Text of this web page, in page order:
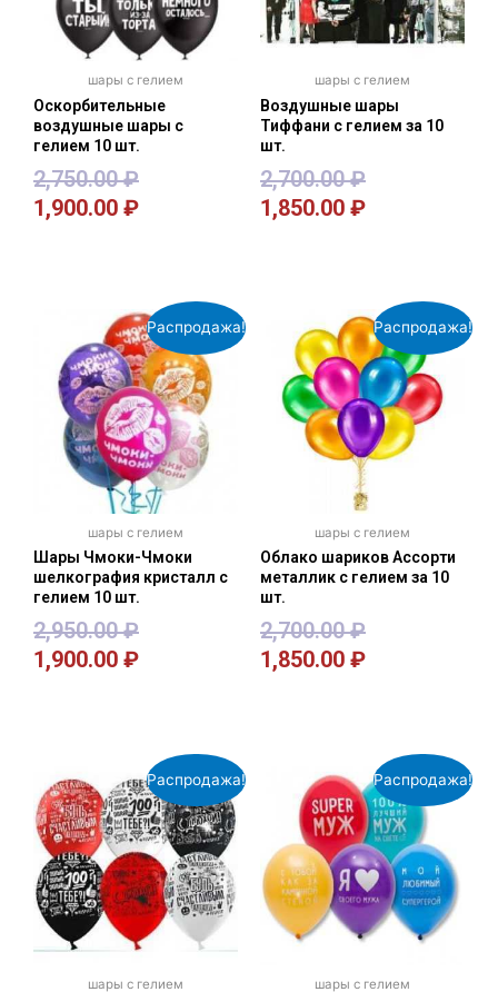
шары с гелием
Оскорбительные
воздушные шары с
гелием 10 шт.
2,750.00₽
1,900.00 ₽
шары с гелием
Воздушные шары
Тиффани с гелием за 10
шт.
2,700.00₽
1,850.00 ₽
Распродажа!
шары с гелием
Шары Чмоки-Чмоки
шелкография кристалл с
гелием 10 шт.
2,950.00₽
1,900.00 ₽
Распродажа!
шары с гелием
Облако шариков Ассорти
металлик с гелием за 10
шт.
2,700.00₽
1,850.00 ₽
Распродажа!
шары с гелием
Распродажа!
шары с гелием